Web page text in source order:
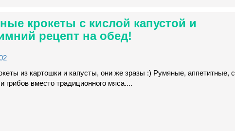
крокеты с кислой капустой и
рецепт на обед!
из картошки и капусты, они же зразы :) Румяные, аппетитные, с
грибов вместо традиционного мяса....